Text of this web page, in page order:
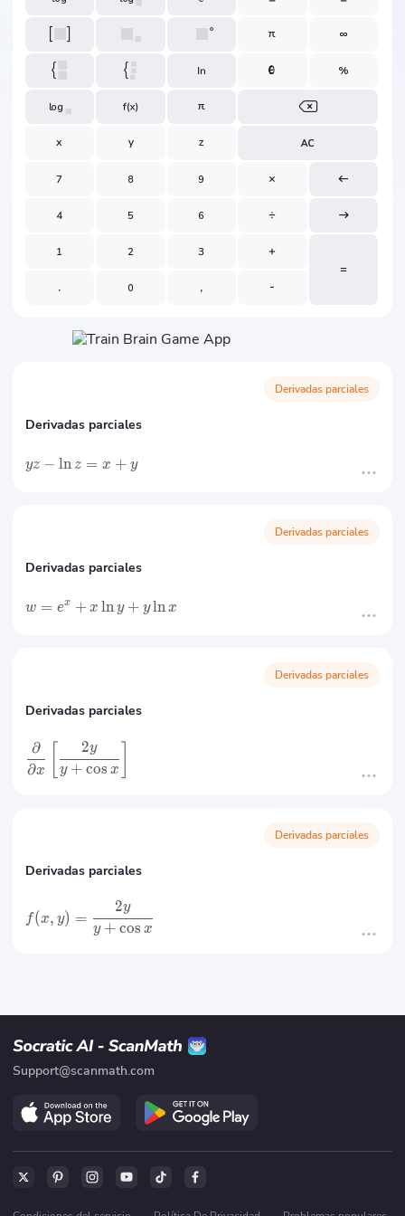
Derivadas parciales
Derivadas parciales
yz − lnz = x + y
Derivadas parciales
Derivadas parciales
w = ex + x lny + y lnx
Derivadas parciales
Derivadas parciales
∂x
∂
y + cos x
2y
Derivadas parciales
Derivadas parciales
f(x, y) =
y + cos x
2y
Support@scanmath.com